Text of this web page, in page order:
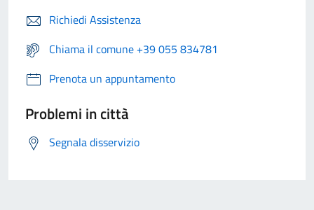
Richiedi Assistenza
Chiama il comune +39 055 834781
Prenota un appuntamento
Problemi in città
Segnala disservizio